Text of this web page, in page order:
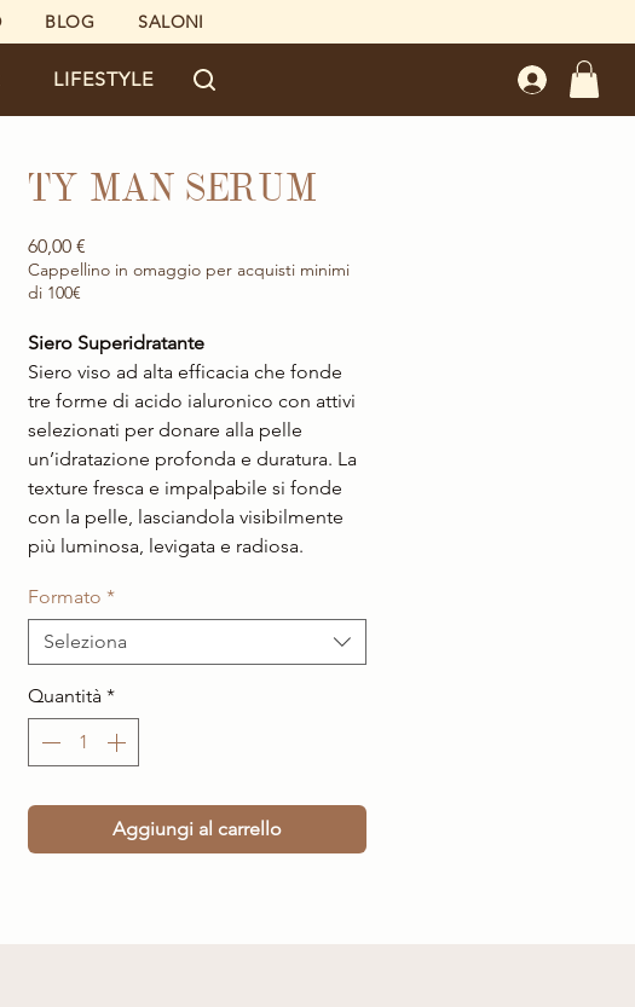
BLOG SALONI
LIFESTYLE
TY MAN SERUM
60,00 €
Cappellino in omaggio per acquisti minimi
di 100€
Siero Superidratante
Siero viso ad alta efficacia che fonde
tre forme di acido ialuronico con attivi
selezionati per donare alla pelle
un’idratazione profonda e duratura. La
texture fresca e impalpabile si fonde
con la pelle, lasciandola visibilmente
più luminosa, levigata e radiosa.
Formato *
Seleziona
Quantità *
Aggiungi al carrello